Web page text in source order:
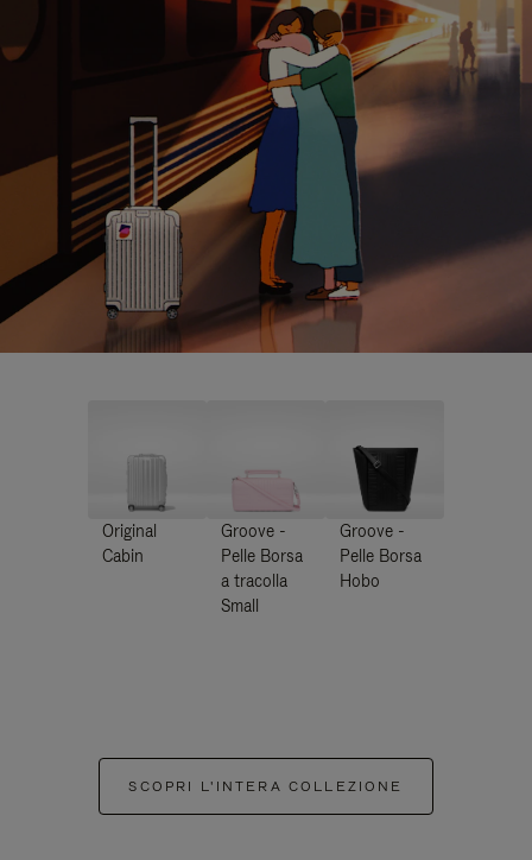
Original
Cabin
Groove -
Pelle Borsa
a tracolla
Small
Groove -
Pelle Borsa
Hobo
SCOPRI L'INTERA COLLEZIONE